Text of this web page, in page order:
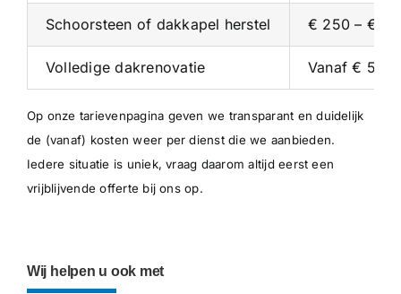
Schoorsteen of dakkapel herstel € 250 – €
Volledige dakrenovatie Vanaf €
Op onze tarievenpagina geven we transparant en duidelijk
de (vanaf) kosten weer per dienst die we aanbieden.
Iedere situatie is uniek, vraag daarom altijd eerst een
vrijblijvende offerte bij ons op.
Wij helpen u ook met